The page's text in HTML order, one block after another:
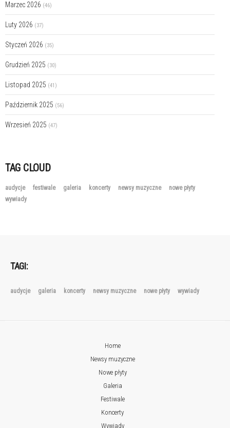
Marzec 2026 (46)
Luty 2026 (37)
Styczeń 2026 (35)
Grudzień 2025 (30)
Listopad 2025 (41)
Październik 2025 (56)
Wrzesień 2025 (47)
TAG CLOUD
audycje festiwale galeria koncerty newsy muzyczne
nowe płyty
wywiady
TAGI:
audycje galeria koncerty newsy muzyczne nowe płyty wywiady
Home
Newsy muzyczne
Nowe płyty
Galeria
Festiwale
Koncerty
Wywiady